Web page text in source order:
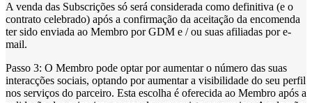
A venda das Subscrições só será considerada como definitiva (e o
contrato celebrado) após a confirmação da aceitação da encomenda
ter sido enviada ao Membro por GDM e / ou suas afiliadas por e-
mail.
Passo 3: O Membro pode optar por aumentar o número das suas
interacções sociais, optando por aumentar a visibilidade do seu perfil
nos serviços do parceiro. Esta escolha é oferecida ao Membro após a